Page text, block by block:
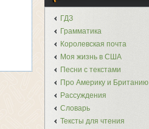
ГДЗ
Грамматика
Королевская почта
Моя жизнь в США
Песни с текстами
Про Америку и Британию
Рассуждения
Словарь
Тексты для чтения